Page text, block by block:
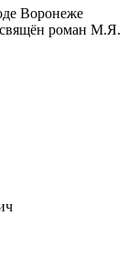
Воронеже
роман М.Я.